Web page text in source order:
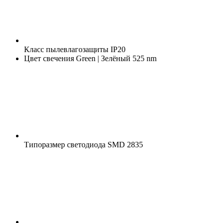
Класс пылевлагозащиты IP20
Цвет свечения Green | Зелёный 525 nm
Типоразмер светодиода SMD 2835